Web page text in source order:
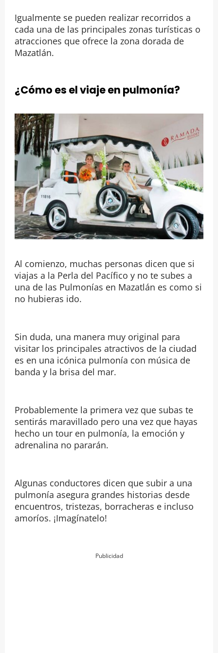
Igualmente se pueden realizar recorridos a
cada una de las principales zonas turísticas o
atracciones que ofrece la zona dorada de
Mazatlán.
¿Cómo es el viaje en pulmonía?
Al comienzo, muchas personas dicen que si
viajas a la Perla del Pacífico y no te subes a
una de las Pulmonías en Mazatlán es como si
no hubieras ido.
Sin duda, una manera muy original para
visitar los principales atractivos de la ciudad
es en una icónica pulmonía con música de
banda y la brisa del mar.
Probablemente la primera vez que subas te
sentirás maravillado pero una vez que hayas
hecho un tour en pulmonía, la emoción y
adrenalina no pararán.
Algunas conductores dicen que subir a una
pulmonía asegura grandes historias desde
encuentros, tristezas, borracheras e incluso
amoríos. ¡Imagínatelo!
Publicidad